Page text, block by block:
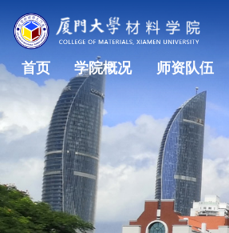
首页 学院概况 师资队伍